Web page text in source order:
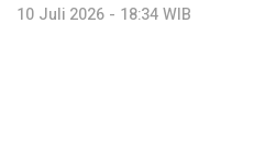
10 Juli 2026 - 18:34 WIB